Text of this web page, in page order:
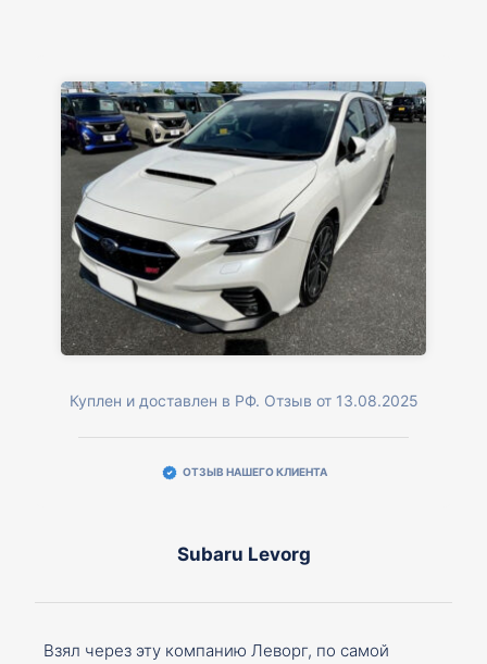
Куплен и доставлен в РФ. Отзыв от 13.08.2025
ОТЗЫВ НАШЕГО КЛИЕНТА
Subaru Levorg
Взял через эту компанию Леворг, по самой